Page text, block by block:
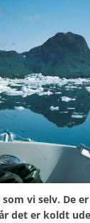
vi selv. De
det er koldt